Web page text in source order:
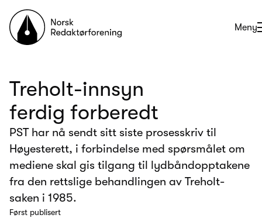
Til forsiden
Åpne
Meny
Treholt-innsyn
ferdig forberedt
PST har nå sendt sitt siste prosesskriv til
Høyesterett, i forbindelse med spørsmålet om
mediene skal gis tilgang til lydbåndopptakene
fra den rettslige behandlingen av Treholt-
saken i 1985.
Først publisert